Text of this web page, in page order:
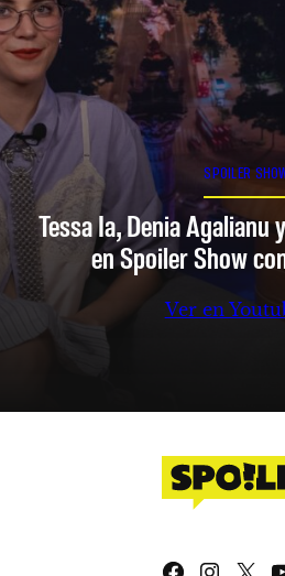
SPOILER
Tessa Ia, Denia Agalianu
en Spoiler Show
Ver en
X